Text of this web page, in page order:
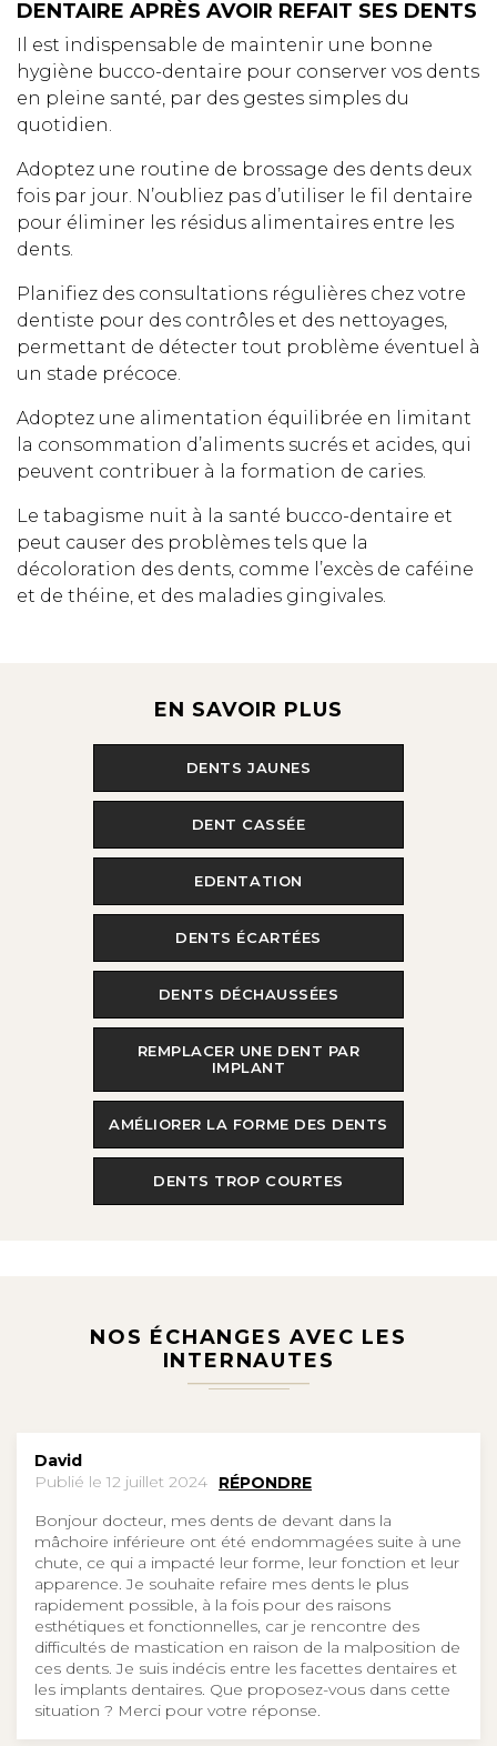
DENTAIRE APRÈS AVOIR REFAIT SES DENTS
Il est indispensable de maintenir une bonne
hygiène bucco-dentaire pour conserver vos dents
en pleine santé, par des gestes simples du
quotidien.
Adoptez une routine de brossage des dents deux
fois par jour. N’oubliez pas d’utiliser le fil dentaire
pour éliminer les résidus alimentaires entre les
dents.
Planifiez des consultations régulières chez votre
dentiste pour des contrôles et des nettoyages,
permettant de détecter tout problème éventuel à
un stade précoce.
Adoptez une alimentation équilibrée en limitant
la consommation d’aliments sucrés et acides, qui
peuvent contribuer à la formation de caries.
Le tabagisme nuit à la santé bucco-dentaire et
peut causer des problèmes tels que la
décoloration des dents, comme l’excès de caféine
et de théine, et des maladies gingivales.
EN SAVOIR PLUS
DENTS JAUNES
DENT CASSÉE
EDENTATION
DENTS ÉCARTÉES
DENTS DÉCHAUSSÉES
REMPLACER UNE DENT PAR
IMPLANT
AMÉLIORER LA FORME DES DENTS
DENTS TROP COURTES
NOS ÉCHANGES AVEC LES
INTERNAUTES
David
Publié le 12 juillet 2024
RÉPONDRE
Bonjour docteur, mes dents de devant dans la
mâchoire inférieure ont été endommagées suite à une
chute, ce qui a impacté leur forme, leur fonction et leur
apparence. Je souhaite refaire mes dents le plus
rapidement possible, à la fois pour des raisons
esthétiques et fonctionnelles, car je rencontre des
difficultés de mastication en raison de la malposition de
ces dents. Je suis indécis entre les facettes dentaires et
les implants dentaires. Que proposez-vous dans cette
situation ? Merci pour votre réponse.